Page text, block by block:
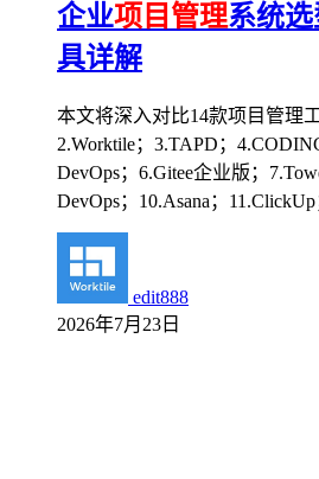
企业项目管理系统
具详解
本文将深入对比14款项目管理工
2.Worktile；3.TAPD；
DevOps；6.Gitee企业版；
DevOps；10.Asana；
edit888
2026年7月23日